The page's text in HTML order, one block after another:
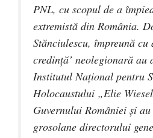
PNL, cu scopul de a
extremistă din România.
Stănciulescu, împreună
credinţă’ neolegionară au
Institutul Naţional pentru
Holocaustului „Elie
Guvernului României şi
grosolane directorului